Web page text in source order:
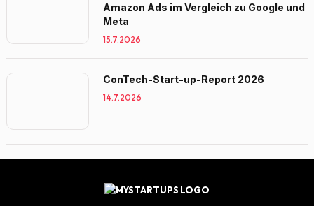
Amazon Ads im Vergleich zu Google und
Meta
15.7.2026
ConTech-Start-up-Report 2026
14.7.2026